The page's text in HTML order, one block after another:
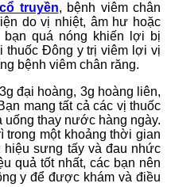
truyền, bệnh viêm chân
do vị nhiệt, âm hư hoặc
quá nóng khiến lợi bị
thuốc Đông y trị viêm lợi vị
bệnh viêm chân răng.
đại hoàng, 3g hoàng liên,
mang tất cả các vị thuốc
thay nước hàng ngày.
trong một khoảng thời gian
hiệu sưng tấy và đau nhức
quả tốt nhất, các bạn nên
y để được khám và điều